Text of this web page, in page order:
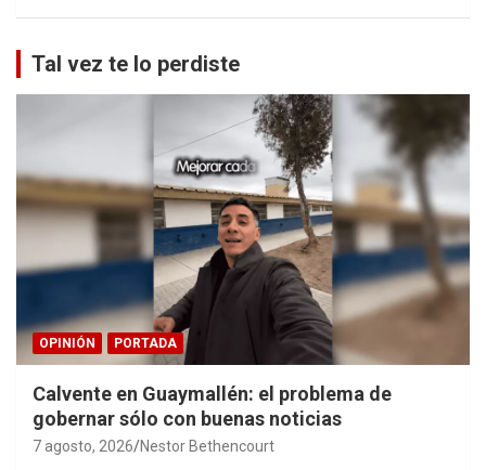
Tal vez te lo perdiste
OPINIÓN PORTADA
Calvente en Guaymallén: el problema de
gobernar sólo con buenas noticias
7 agosto, 2026 Nestor Bethencourt